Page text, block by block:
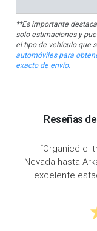
**Es importante
solo estimaciones y
el tipo de vehículo que
automóviles para
exacto de envío.
Reseñas
“RoadRunner
un excelente
auto de